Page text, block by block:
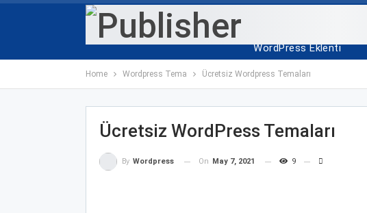
WordPress Eklenti
Home Wordpress Tema Ücretsiz Wordpress Temaları
Ücretsiz WordPress Temaları
By Wordpress On May 7, 2021 9